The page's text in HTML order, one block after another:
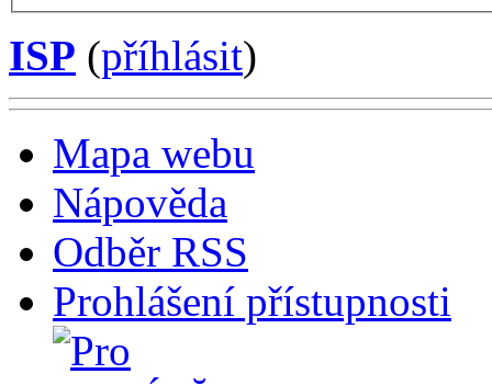
ISP (příhlásit)
Mapa webu
Nápověda
Odběr RSS
Prohlášení přístupnosti